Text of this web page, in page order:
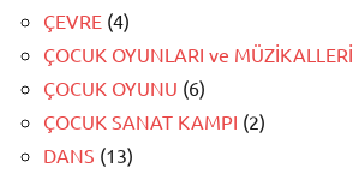
ÇEVRE (4)
ÇOCUK OYUNLARI ve MÜZİKALLERİ
ÇOCUK OYUNU (6)
ÇOCUK SANAT KAMPI (2)
DANS (13)